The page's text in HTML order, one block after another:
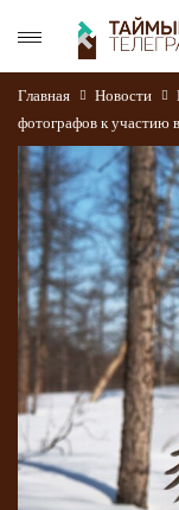
Главная Новости
фотографов к